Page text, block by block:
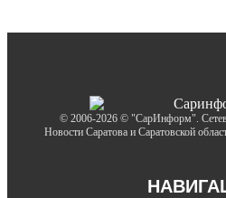
© 2006-2026 © "СарИнформ".
Новости Саратова и Саратовской